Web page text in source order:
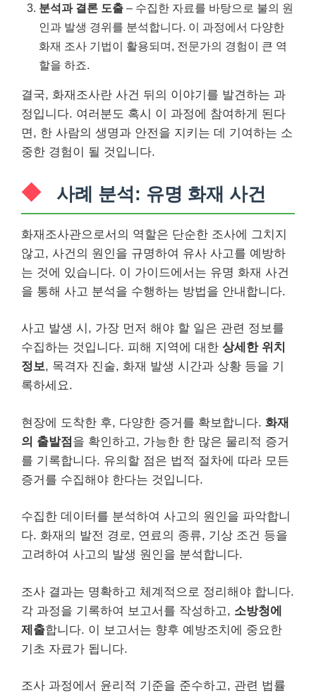
분석과 결론 도출 – 수집한 자료를 바탕으로 불의 원
인과 발생 경위를 분석합니다. 이 과정에서 다양한
화재 조사 기법이 활용되며, 전문가의 경험이 큰 역
할을 하죠.
결국, 화재조사란 사건 뒤의 이야기를 발견하는 과
정입니다. 여러분도 혹시 이 과정에 참여하게 된다
면, 한 사람의 생명과 안전을 지키는 데 기여하는 소
중한 경험이 될 것입니다.
사례 분석: 유명 화재 사건
화재조사관으로서의 역할은 단순한 조사에 그치지
않고, 사건의 원인을 규명하여 유사 사고를 예방하
는 것에 있습니다. 이 가이드에서는 유명 화재 사건
을 통해 사고 분석을 수행하는 방법을 안내합니다.
사고 발생 시, 가장 먼저 해야 할 일은 관련 정보를
수집하는 것입니다. 피해 지역에 대한 상세한 위치
정보, 목격자 진술, 화재 발생 시간과 상황 등을 기
록하세요.
현장에 도착한 후, 다양한 증거를 확보합니다. 화재
의 출발점 을 확인하고, 가능한 한 많은 물리적 증거
를 기록합니다. 유의할 점은 법적 절차에 따라 모든
증거를 수집해야 한다는 것입니다.
수집한 데이터를 분석하여 사고의 원인을 파악합니
다. 화재의 발전 경로, 연료의 종류, 기상 조건 등을
고려하여 사고의 발생 원인을 분석합니다.
조사 결과는 명확하고 체계적으로 정리해야 합니다.
각 과정을 기록하여 보고서를 작성하고, 소방청에
제출합니다. 이 보고서는 향후 예방조치에 중요한
기초 자료가 됩니다.
조사 과정에서 윤리적 기준을 준수하고, 관련 법률